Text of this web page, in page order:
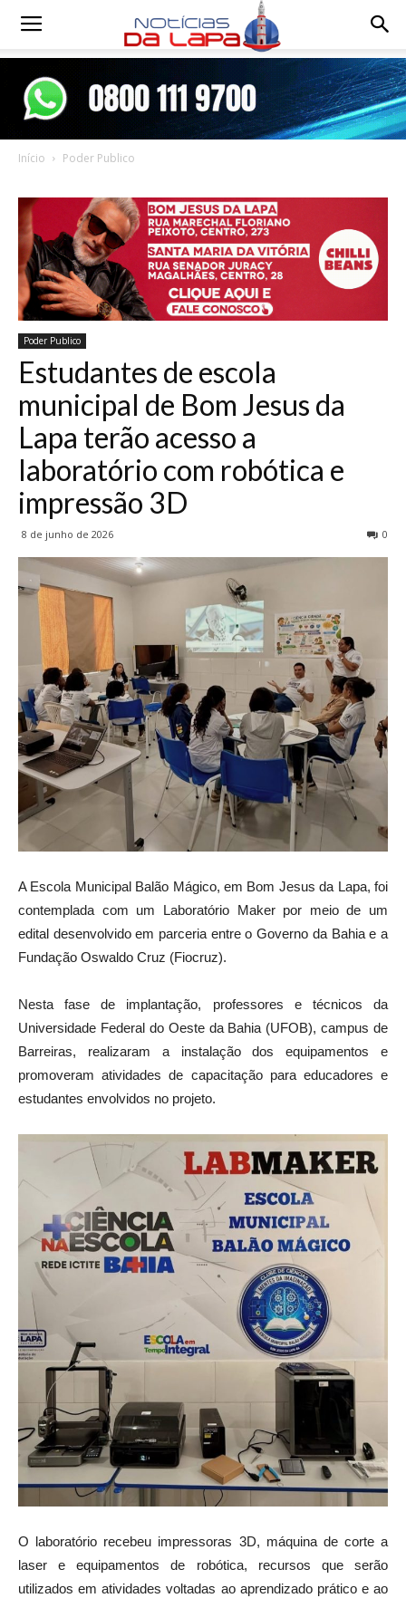
Notícias
Início Poder Publico
Poder Publico
Estudantes de escola
municipal de Bom Jesus da
Lapa terão acesso a
laboratório com robótica e
impressão 3D
8 de junho de 2026 0
A Escola Municipal Balão Mágico, em Bom Jesus da Lapa, foi
contemplada com um Laboratório Maker por meio de um
edital desenvolvido em parceria entre o Governo da Bahia e a
Fundação Oswaldo Cruz (Fiocruz).
Nesta fase de implantação, professores e técnicos da
Universidade Federal do Oeste da Bahia (UFOB), campus de
Barreiras, realizaram a instalação dos equipamentos e
promoveram atividades de capacitação para educadores e
estudantes envolvidos no projeto.
O laboratório recebeu impressoras 3D, máquina de corte a
laser e equipamentos de robótica, recursos que serão
utilizados em atividades voltadas ao aprendizado prático e ao